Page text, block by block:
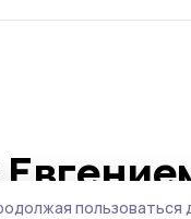
пользоваться